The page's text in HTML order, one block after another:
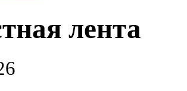
лента